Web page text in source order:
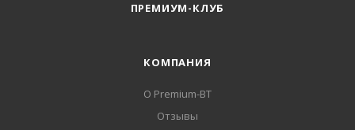
ПРЕМИУМ-КЛУБ
КОМПАНИЯ
О Premium-BT
Отзывы